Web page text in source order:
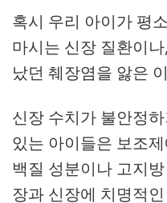
혹시 우리 아이가 평
마시는 신장 질환이
났던 췌장염을 앓은
신장 수치가 불안정
있는 아이들은 보조
백질 성분이나 고지
장과 신장에 치명적